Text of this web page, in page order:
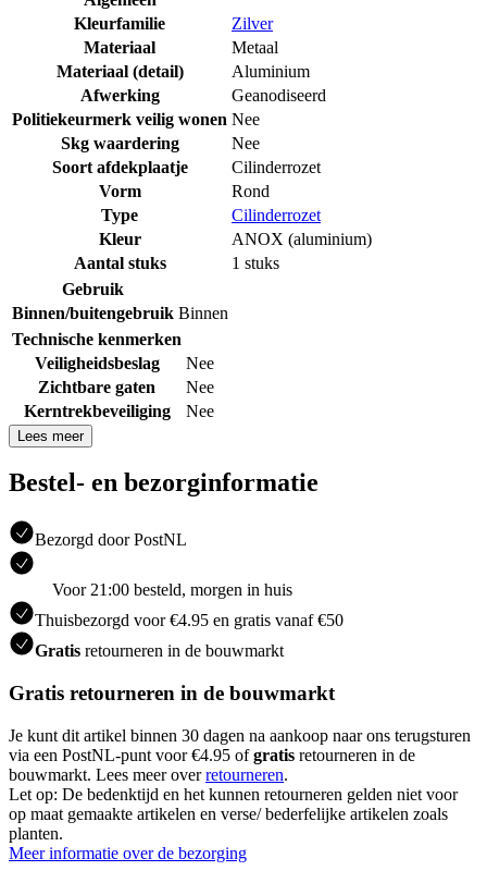
Kleurfamilie
Zilver
Materiaal
Metaal
Materiaal (detail)
Aluminium
Afwerking
Geanodiseerd
Politiekeurmerk veilig wonen Nee
Skg waardering
Nee
Soort afdekplaatje
Cilinderrozet
Vorm
Rond
Type
Cilinderrozet
Kleur
ANOX (aluminium)
Aantal stuks
1 stuks
Gebruik
Binnen/buitengebruik Binnen
Technische kenmerken
Veiligheidsbeslag
Nee
Zichtbare gaten
Nee
Kerntrekbeveiliging
Nee
Lees meer
Bestel- en bezorginformatie
Bezorgd door PostNL
Voor 21:00 besteld, morgen in huis
Thuisbezorgd voor €4.95 en gratis vanaf €50
Gratis retourneren in de bouwmarkt
Gratis retourneren in de bouwmarkt
Je kunt dit artikel binnen 30 dagen na aankoop naar ons terugsturen
via een PostNL-punt voor €4.95 ofgratis retourneren in de
bouwmarkt. Lees meer overretourneren.
Let op: De bedenktijd en het kunnen retourneren gelden niet voor
op maat gemaakte artikelen en verse/ bederfelijke artikelen zoals
planten.
Meer informatie over de bezorging